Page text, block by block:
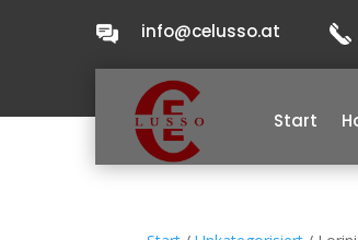
info@celusso.at
Start